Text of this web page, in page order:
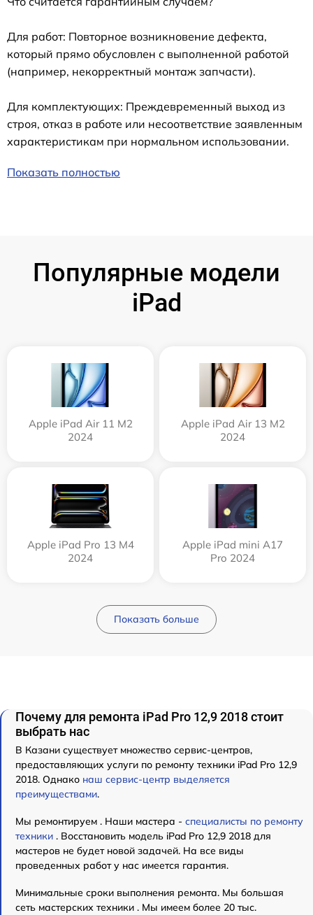
Для работ: Повторное возникновение дефекта,
который прямо обусловлен с выполненной работой
(например, некорректный монтаж запчасти).
Для комплектующих: Преждевременный выход из
строя, отказ в работе или несоответствие заявленным
характеристикам при нормальном использовании.
Показать полностью
Популярные модели
iPad
Apple iPad Air 11 M2
2024
Apple iPad Air 13 M2
2024
Apple iPad Pro 13 M4
2024
Apple iPad mini A17
Pro 2024
Показать больше
Почему для ремонта iPad Pro 12,9 2018 стоит
выбрать нас
В Казани существует множество сервис-центров,
предоставляющих услуги по ремонту техники iPad Pro 12,9
2018. Однако наш сервис-центр выделяется
преимуществами.
Мы ремонтируем . Наши мастера - специалисты по ремонту
техники . Восстановить модель iPad Pro 12,9 2018 для
мастеров не будет новой задачей. На все виды
проведенных работ у нас имеется гарантия.
Минимальные сроки выполнения ремонта. Мы большая
сеть мастерских техники . Мы имеем более 20 тыс.